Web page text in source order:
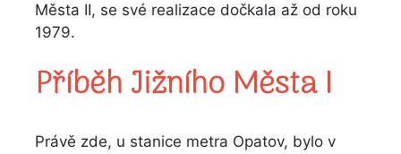
Města II, se své realizace dočkala až od roku
1979.
Příběh Jižního Města I
Právě zde, u stanice metra Opatov, bylo v